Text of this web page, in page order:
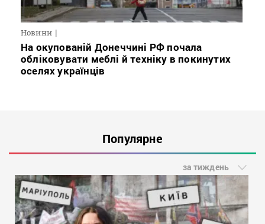
Новини
На окупованій Донеччині РФ почала
обліковувати меблі й техніку в покинутих
оселях українців
Популярне
за тиждень